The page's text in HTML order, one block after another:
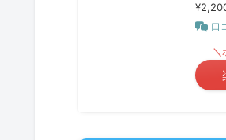
口
＼